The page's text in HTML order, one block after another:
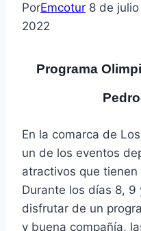
PorEmcotur 8 de
2022
Programa
En la comarca de
un de los eventos
atractivos que
Durante los días 8, 9
disfrutar de un
y buena compañía,